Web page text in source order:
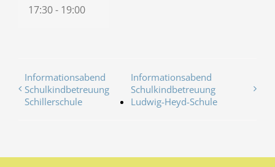
17:30 - 19:00
Informationsabend
Schulkindbetreuung
Schillerschule
Informationsabend
Schulkindbetreuung
Ludwig-Heyd-Schule